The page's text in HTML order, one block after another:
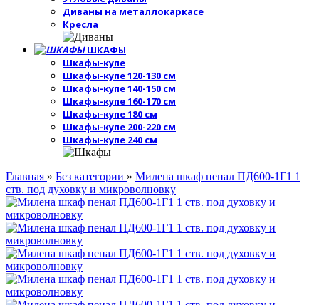
Диваны на металлокаркасе
Кресла
ШКАФЫ
Шкафы-купе
Шкафы-купе 120-130 см
Шкафы-купе 140-150 см
Шкафы-купе 160-170 см
Шкафы-купе 180 см
Шкафы-купе 200-220 см
Шкафы-купе 240 см
Главная » Без категории » Милена шкаф пенал ПД600-1Г1 1
ств. под духовку и микроволновку